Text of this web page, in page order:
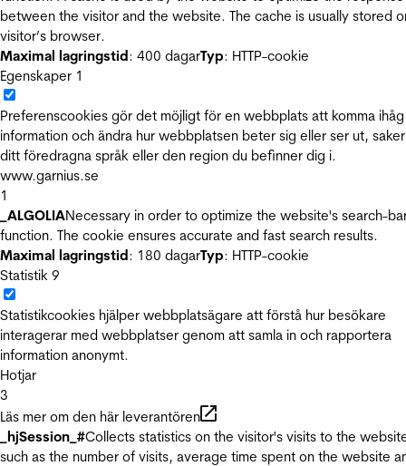
between the visitor and the website. The cache is usually stored
visitor’s browser.
Maximal lagringstid: 400 dagarTyp: HTTP-cookie
Egenskaper 1
Preferenscookies gör det möjligt för en webbplats att komma ihåg
information och ändra hur webbplatsen beter sig eller ser ut,
ditt föredragna språk eller den region du befinner dig i.
www.garnius.se
1
_ALGOLIANecessary in order to optimize the website's search-
function. The cookie ensures accurate and fast search results.
Maximal lagringstid: 180 dagarTyp: HTTP-cookie
Statistik 9
Statistikcookies hjälper webbplatsägare att förstå hur besökare
interagerar med webbplatser genom att samla in och rapportera
information anonymt.
Hotjar
3
Läs mer om den här leverantören
_hjSession_#Collects statistics on the visitor's visits to the
such as the number of visits, average time spent on the website